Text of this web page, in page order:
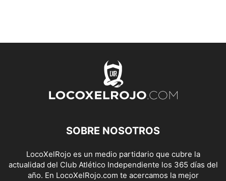
SOBRE NOSOTROS
LocoXelRojo es un medio partidario que cubre la
actualidad del Club Atlético Independiente los 365 días del
año. En LocoXelRojo.com te acercamos la mejor